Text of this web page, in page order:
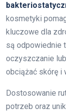
kosmetyki
kluczowe dla
są odpowiednie
oczyszczanie
obciążać skórę i
Dostosowanie
potrzeb oraz